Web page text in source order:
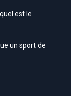
est le
un sport de